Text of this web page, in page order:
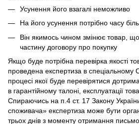
Усунення його взагалі неможливо
На його усунення потрібно часу
Він якимось чином змінює товар,
частину договору про покупку
Якщо буде потрібна перевірка якості
проведена експертиза в спеціальному
процесі якої буде перевірятися
в гарантійному талоні, експлуатації
Спираючись на п.4 ст. 17 Закону
споживача» експертиза може бути
трьох днів з моменту отримання